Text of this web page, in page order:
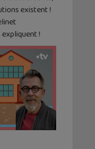
existent !
!